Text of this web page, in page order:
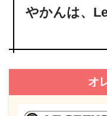
やかんは、
オ